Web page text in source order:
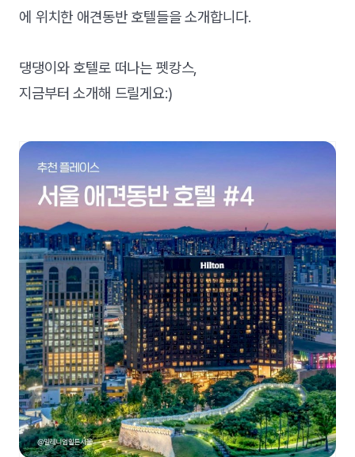
에 위치한 애견동반 호텔들을 소개합니다.
댕댕이와 호텔로 떠나는 펫캉스,
지금부터 소개해 드릴게요:)